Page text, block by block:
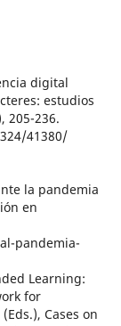
digital
estudios
205-236.
41380/
la pandemia
en
pandemia-
Learning:
for
Cases on